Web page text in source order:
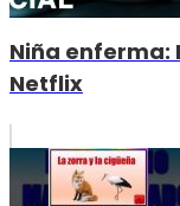
Niña
Netflix